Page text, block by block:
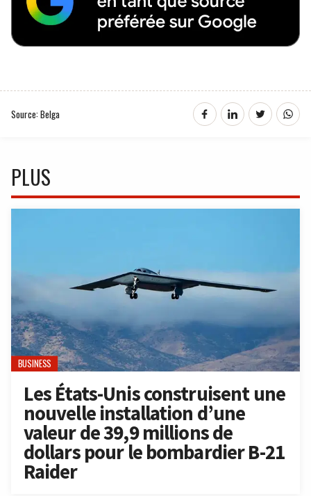
Source: Belga
PLUS
BUSINESS
Les États-Unis construisent une
nouvelle installation d’une
valeur de 39,9 millions de
dollars pour le bombardier B-21
Raider